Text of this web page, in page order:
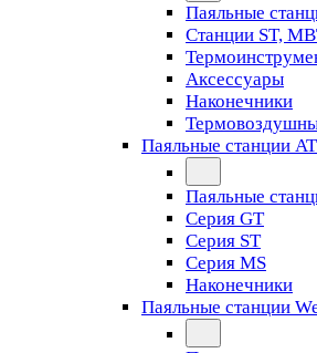
Паяльные
Станции ST,
Аксессуары
Наконечники
Паяльные станции
Паяльные
Серия GT
Серия ST
Серия MS
Наконечники
Паяльные станции